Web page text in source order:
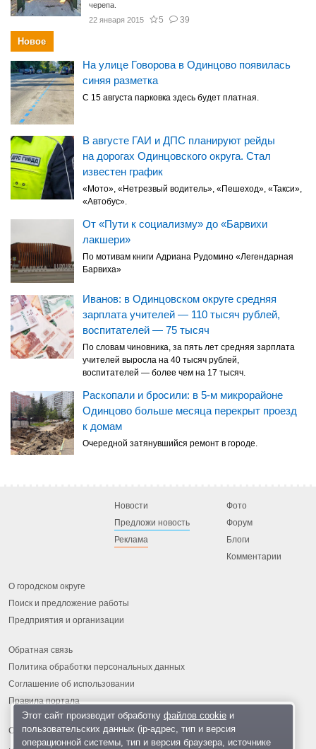
черепа.
22 января 2015
5 39
Новое
На улице Говорова в Одинцово появилась
синяя разметка
С 15 августа парковка здесь будет платная.
В августе ГАИ и ДПС планируют рейды
на дорогах Одинцовского округа. Стал
известен график
«Мото», «Нетрезвый водитель», «Пешеход», «Такси»,
«Автобус».
От «Пути к социализму» до «Барвихи
лакшери»
По мотивам книги Адриана Рудомино «Легендарная
Барвиха»
Иванов: в Одинцовском округе средняя
зарплата учителей — 110 тысяч рублей,
воспитателей — 75 тысяч
По словам чиновника, за пять лет средняя зарплата
учителей выросла на 40 тысяч рублей,
воспитателей — более чем на 17 тысяч.
Раскопали и бросили: в 5-м микрорайоне
Одинцово больше месяца перекрыт проезд
к домам
Очередной затянувшийся ремонт в городе.
Новости
Предложи новость
Реклама
Фото
Форум
Блоги
Комментарии
О городском округе
Поиск и предложение работы
Предприятия и организации
Обратная связь
Политика обработки персональных данных
Соглашение об использовании
Правила портала
Этот сайт производит обработку файлов cookieи
пользовательских данных (ip-адрес, тип и версия
операционной системы, тип и версия браузера, источнике